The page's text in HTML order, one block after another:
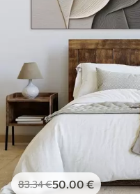
83.34€50.00€